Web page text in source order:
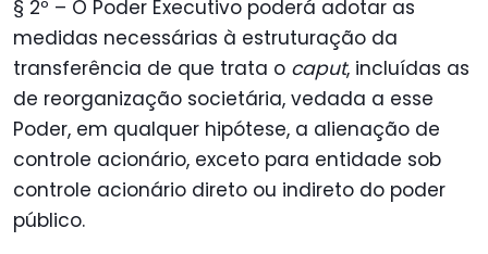
§ 2º – O Poder Executivo poderá adotar as
medidas necessárias à estruturação da
transferência de que trata o caput, incluídas as
de reorganização societária, vedada a esse
Poder, em qualquer hipótese, a alienação de
controle acionário, exceto para entidade sob
controle acionário direto ou indireto do poder
público.